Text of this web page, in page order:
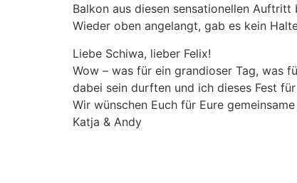
Balkon aus diesen sensationellen Auftritt
Wieder oben angelangt, gab es kein
Liebe Schiwa, lieber Felix!
Wow – was für ein grandioser Tag, was
dabei sein durften und ich dieses Fest
Wir wünschen Euch für Eure
Katja & Andy